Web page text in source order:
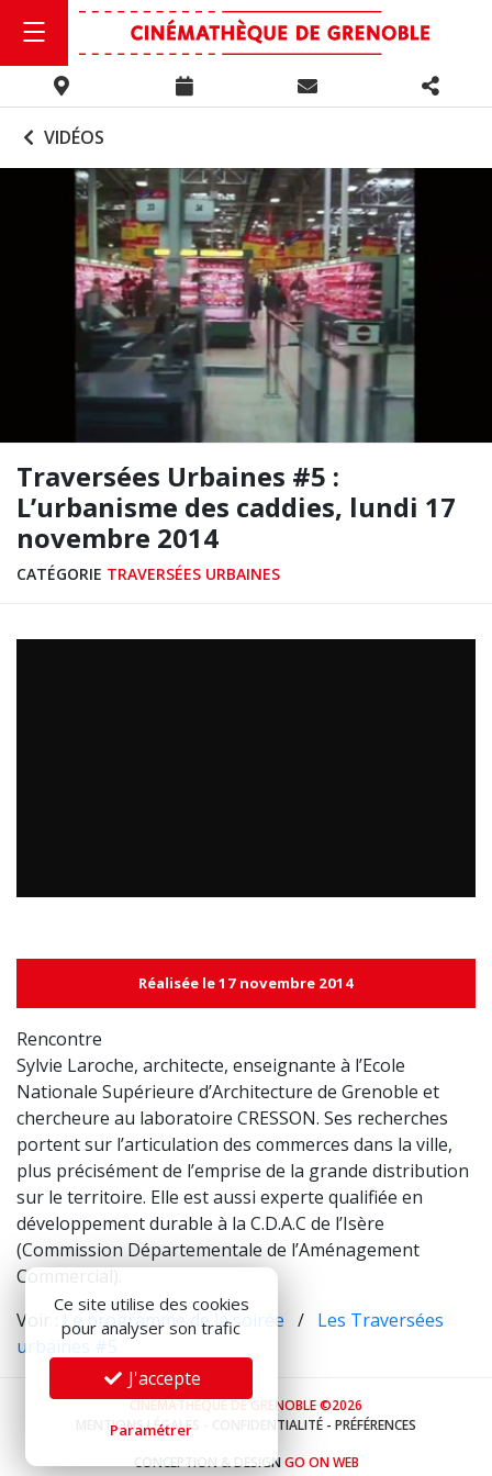
VIDÉOS
Traversées Urbaines #5 :
L’urbanisme des caddies, lundi 17
novembre 2014
CATÉGORIE TRAVERSÉES URBAINES
Réalisée le 17 novembre 2014
Rencontre
Sylvie Laroche, architecte, enseignante à l’Ecole
Nationale Supérieure d’Architecture de Grenoble et
chercheure au laboratoire CRESSON. Ses recherches
portent sur l’articulation des commerces dans la ville,
plus précisément de l’emprise de la grande distribution
sur le territoire. Elle est aussi experte qualifiée en
développement durable à la C.D.A.C de l’Isère
(Commission Départementale de l’Aménagement
Commercial).
Voir :Le programme de la soirée / Les Traversées
urbaines #5
CINÉMATHÈQUE DE GRENOBLE ©2026
MENTIONS LÉGALES
CONFIDENTIALITÉ - PRÉFÉRENCES
CONCEPTION & DESIGN GO ON WEB
Ce site utilise des cookies
pour analyser son trafic
J'accepte
Paramétrer